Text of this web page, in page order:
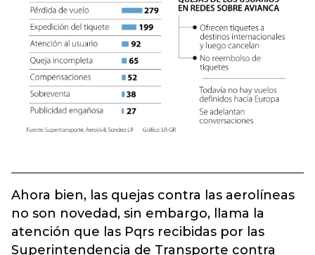
Ahora bien, las quejas contra las aerolíneas
no son novedad, sin embargo, llama la
atención que las Pqrs recibidas por las
Superintendencia de Transporte contra